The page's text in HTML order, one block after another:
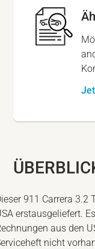
911 Carrera 3.2
erstausgeliefert.
aus den
nicht